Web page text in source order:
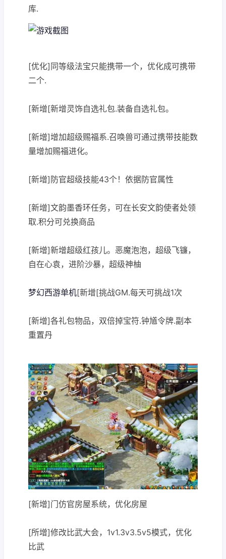
库.
[优化]同等级法宝只能携带一个，优化成可携带
二个.
[新增[新增灵饰自选礼包.装备自选礼包。
[新增]增加超级赐福系.召唤兽可通过携带技能数
量增加赐福进化。
[新增]防官超级技能43个！依据防官属性
[新增]文韵墨香环任务，可在长安文韵使者处领
取.积分可兑换商品
[新增]新增超级红孩儿。恶魔泡泡，超级飞镰，
自在心袁，进阶沙暴，超级神柚
梦幻西游单机[新增[挑战GM.每天可挑战1次
[新增]各礼包物品，双倍掉宝符.钟馗令牌.副本
重置丹
[新增]门仿官房屋系统，优化房屋
[所增]修改比武大会，1v1.3v3.5v5模式，优化
比武